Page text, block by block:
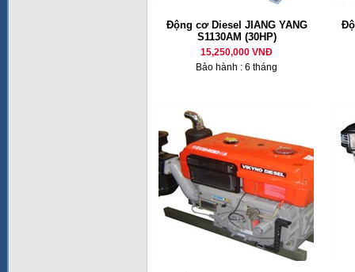
Động cơ Diesel JIANG YANG
S1130AM (30HP)
15,250,000 VNĐ
Bảo hành : 6 tháng